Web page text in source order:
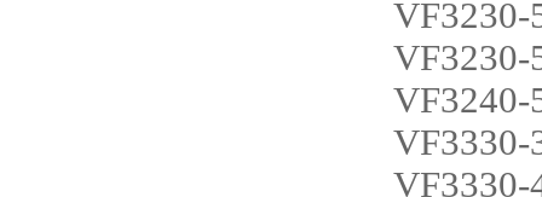
VF3230-
VF3230-
VF3240-
VF3330-
VF3330-